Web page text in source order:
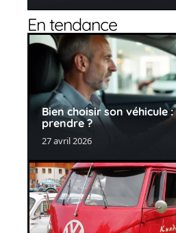
En tendance
Bien choisir son véhicule
prendre ?
27 avril 2026